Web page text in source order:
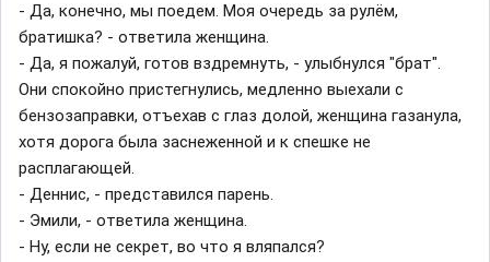
- Да, конечно, мы поедем. Моя очередь за рулём,
братишка? - ответила женщина.
- Да, я пожалуй, готов вздремнуть, - улыбнулся "брат".
Они спокойно пристегнулись, медленно выехали с
бензозаправки, отъехав с глаз долой, женщина газанула,
хотя дорога была заснеженной и к спешке не
расплагающей.
- Деннис, - представился парень.
- Эмили, - ответила женщина.
- Ну, если не секрет, во что я вляпался?